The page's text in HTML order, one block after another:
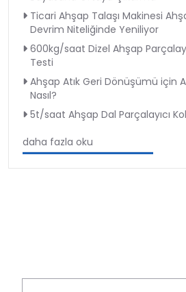
Ticari Ahşap Talaşı Makinesi
Devrim Niteliğinde Yeniliyor
600kg/saat Dizel Ahşap
Testi
Ahşap Atık Geri Dönüşümü için
Nasıl?
5t/saat Ahşap Dal Parçalayıcı
daha fazla oku